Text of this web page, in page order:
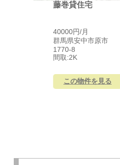
藤巻貸住宅
40000円/月
群馬県安中市原市
1770-8
間取:2K
この物件を見る